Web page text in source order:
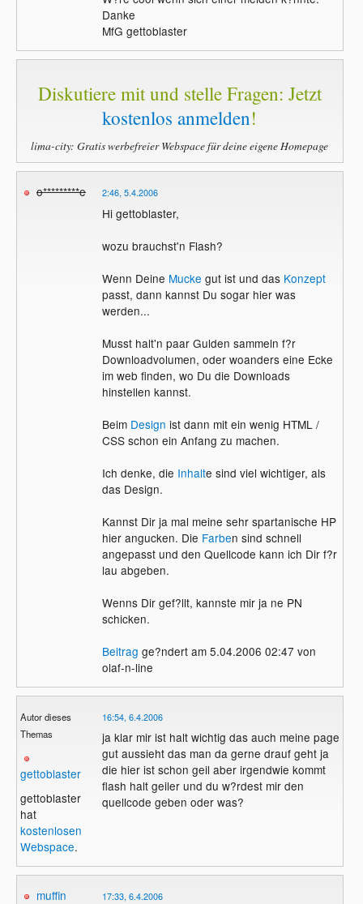
Danke
MfG gettoblaster
Diskutiere mit und stelle Fragen: Jetzt
kostenlos anmelden!
lima-city: Gratis werbefreier Webspace für deine eigene Homepage
o*********e 2:46, 5.4.2006
Hi gettoblaster,
wozu brauchst'n Flash?
Wenn Deine Mucke gut ist und das Konzept
passt, dann kannst Du sogar hier was
werden...
Musst halt'n paar Gulden sammeln f?r
Downloadvolumen, oder woanders eine Ecke
im web finden, wo Du die Downloads
hinstellen kannst.
Beim Design ist dann mit ein wenig HTML /
CSS schon ein Anfang zu machen.
Ich denke, die Inhalte sind viel wichtiger, als
das Design.
Kannst Dir ja mal meine sehr spartanische HP
hier angucken. Die Farben sind schnell
angepasst und den Quellcode kann ich Dir f?r
lau abgeben.
Wenns Dir gef?llt, kannste mir ja ne PN
schicken.
Beitrag ge?ndert am 5.04.2006 02:47 von
olaf-n-line
Autor dieses
Themas
gettoblaster
gettoblaster
hat
kostenlosen
Webspace.
16:54, 6.4.2006
ja klar mir ist halt wichtig das auch meine page
gut aussieht das man da gerne drauf geht ja
die hier ist schon geil aber irgendwie kommt
flash halt geiler und du w?rdest mir den
quellcode geben oder was?
muffin
17:33, 6.4.2006